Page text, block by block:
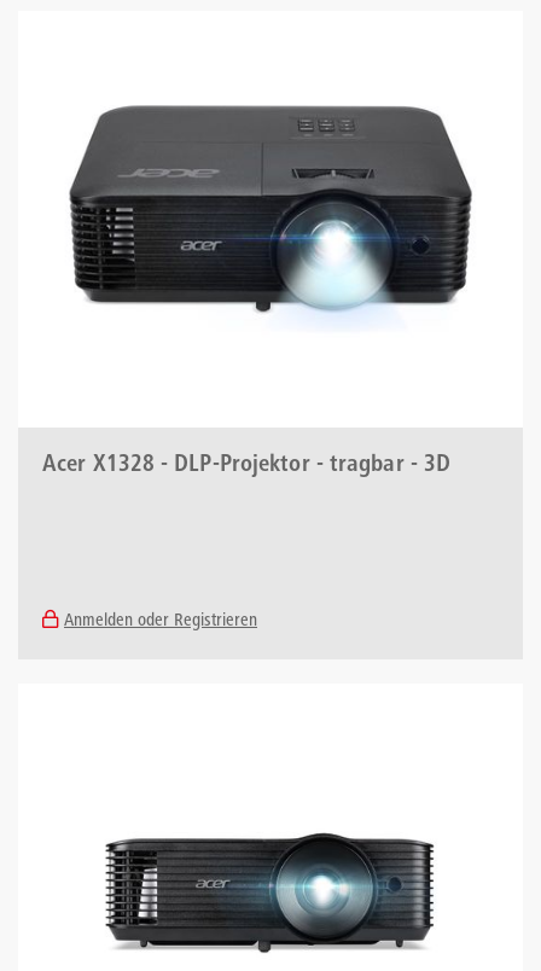
Acer X1328 - DLP-Projektor - tragbar - 3D
Anmelden oder Registrieren